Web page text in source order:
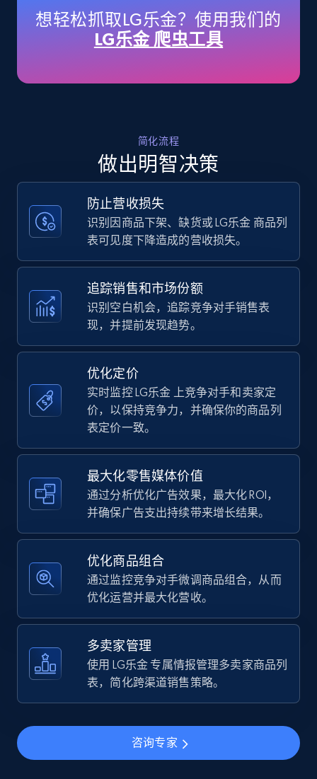
Title, Seller name, Brand, Description, Initial
price, Currency, Availability, Reviews count, and
35.3K+ 5.7K+ 立即开始
Amazon products - find products by using
upc numbers
price, Currency, Availability, Reviews count, and
more.
35.3K+ 5.7K+ 立即开始
Amazon Reviews
URL, Product name, Product rating, Product
rating object, Product rating max, Rating,
Author name, Asin, and more.
7.4K+ 870+
Walmart - products
URL, Final price, Sku, Currency, Gtin,
more.
5.6K+ 875+ 立即开始
Walmart - products - Find new products by
using specific category URL
URL, Final price, Sku, Currency, Gtin,
Specifications, Image urls, Top reviews, and
5.6K+ 875+ 立即开始
想轻松抓取LG乐金？使用我们的
LG乐金 爬虫工具
简化流程
做出明智决策
防止营收损失
识别因商品下架、缺货或 LG乐金 商品列
表可见度下降造成的营收损失。
追踪销售和市场份额
识别空白机会，追踪竞争对手销售表
现，并提前发现趋势。
优化定价
实时监控 LG乐金 上竞争对手和卖家定
价，以保持竞争力，并确保你的商品列
表定价一致。
最大化零售媒体价值
通过分析优化广告效果，最大化 ROI，
并确保广告支出持续带来增长结果。
优化商品组合
通过监控竞争对手微调商品组合，从而
优化运营并最大化营收。
多卖家管理
使用 LG乐金 专属情报管理多卖家商品列
表，简化跨渠道销售策略。
咨询专家